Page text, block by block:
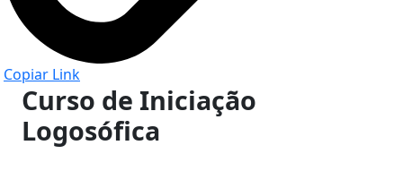
Copiar Link
Curso de Iniciação
Logosófica